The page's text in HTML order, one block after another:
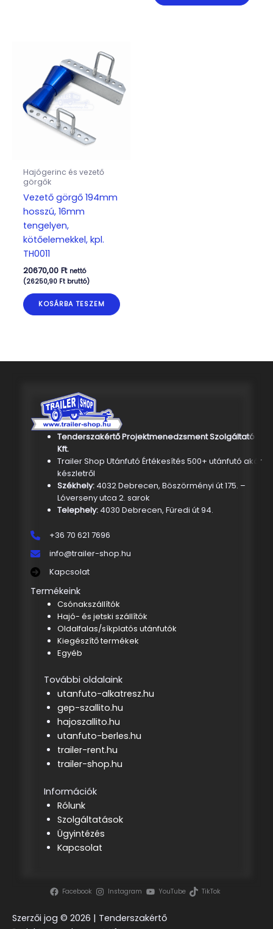
Hajógerinc és vezető
görgők
Vezető görgő 194mm
hosszú, 16mm
tengelyen,
kötőelemekkel, kpl.
TH0011
20670,00 Ft nettó
(26250,90 Ftbruttó)
KOSÁRBA TESZEM
Tenderszakértő Projektmenedzsment Szolgáltató
Kft.
Trailer Shop Utánfutó Értékesítés 500+ utánfutó akár
készletről
Székhely: 4032 Debrecen, Böszörményi út 175. –
Lóverseny utca 2. sarok
Telephely:4030 Debrecen, Füredi út 94.
+36 70 621 7696
info@trailer-shop.hu
Kapcsolat
Termékeink
Csónakszállítók
Hajó- és jetski szállítók
Oldalfalas/síkplatós utánfutók
Kiegészítő termékek
Egyéb
További oldalaink
utanfuto-alkatresz.hu
gep-szallito.hu
hajoszallito.hu
utanfuto-berles.hu
trailer-rent.hu
trailer-shop.hu
Információk
Rólunk
Szolgáltatások
Ügyintézés
Kapcsolat
Facebook Instagram YouTube TikTok
Szerzői jog © 2026 | Tenderszakértő